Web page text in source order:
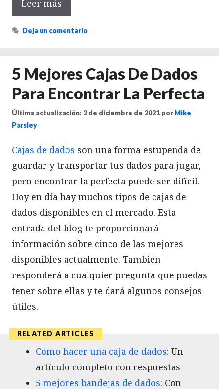
Leer más
Deja un comentario
5 Mejores Cajas De Dados
Para Encontrar La Perfecta
Última actualización: 2 de diciembre de 2021 por Mike
Parsley
Cajas de dados son una forma estupenda de
guardar y transportar tus dados para jugar,
pero encontrar la perfecta puede ser difícil.
Hoy en día hay muchos tipos de cajas de
dados disponibles en el mercado. Esta
entrada del blog te proporcionará
información sobre cinco de las mejores
disponibles actualmente. También
responderá a cualquier pregunta que puedas
tener sobre ellas y te dará algunos consejos
útiles.
Cómo hacer una caja de dados: Un
artículo completo con respuestas
5 mejores bandejas de dados: Con